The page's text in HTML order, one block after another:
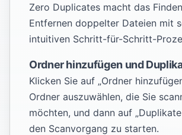
Zero Duplicates macht das
Entfernen doppelter Dateien mit
intuitiven Schritt-für-Schritt-
Ordner hinzufügen und
Klicken Sie auf „Ordner
Ordner auszuwählen, die Sie
möchten, und dann auf
den Scanvorgang zu starten.